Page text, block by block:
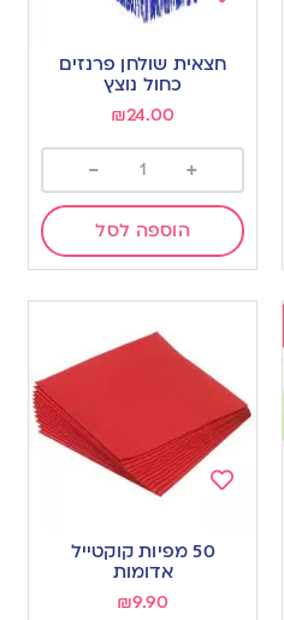
wishlist
חצאית שולחן פרנזים
כחול נוצץ
₪24.00
+
-
הוספה לסל
wishlist
50 מפיות קוקטייל
אדומות
₪9.90